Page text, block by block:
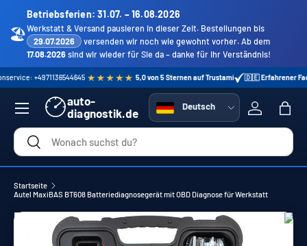
🏖️
Betriebsferien: 31.07. – 16.08.2026
Werkstatt & Versand pausieren in dieser Zeit. Bestellungen bis
29.07.2026
versenden wir noch wie gewohnt vorher. Ab dem
17.08.2026sind wir wieder für Sie da – danke für Ihr Verständnis!
Direkt zum Inhalt
5,0 von 5 Sternen auf Trustami 🇩🇪 Erfahrener Fachhändler
auto-
diagnostik.de
Suchen
Suchen
Sprache
Deutsch
Einloggen
Menü
Startseite
Autel MaxiBAS BT608 Batteriediagnosegerät mit OBD Diagnose für Werkstatt